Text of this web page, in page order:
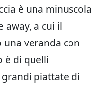
è una minuscola
away, a cui il
veranda con
è di quelli
grandi piattate di